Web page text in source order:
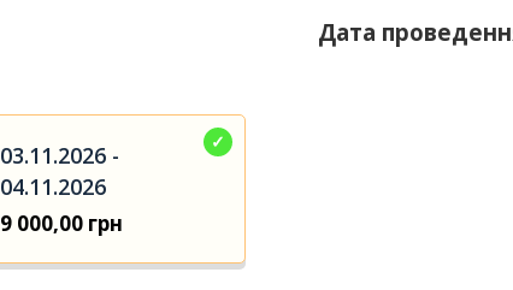
Дата
03.11.2026 -
04.11.2026
9 000,00 грн